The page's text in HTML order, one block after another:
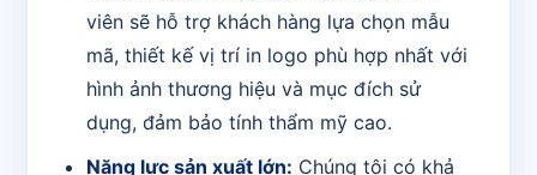
viên sẽ hỗ trợ khách hàng lựa chọn mẫu
mã, thiết kế vị trí in logo phù hợp nhất với
hình ảnh thương hiệu và mục đích sử
dụng, đảm bảo tính thẩm mỹ cao.
Năng lực sản xuất lớn: Chúng tôi có khả